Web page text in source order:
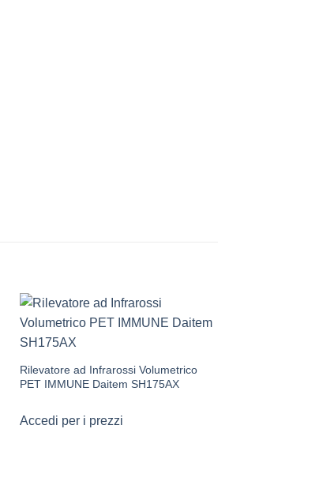
Rilevatore ad Infrarossi Volumetrico
PET IMMUNE Daitem SH175AX
Accedi per i prezzi